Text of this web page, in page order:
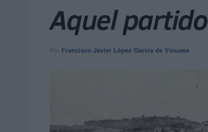
Aquel partido
Por Francisco Javier López García de Vinuesa